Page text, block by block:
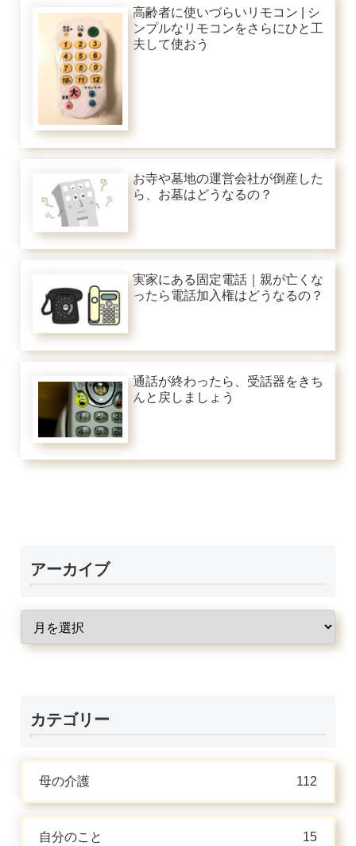
高齢者に使いづらいリモコン | シ
ンプルなリモコンをさらにひと工
夫して使おう
お寺や墓地の運営会社が倒産した
ら、お墓はどうなるの？
実家にある固定電話｜親が亡くな
ったら電話加入権はどうなるの？
通話が終わったら、受話器をきち
んと戻しましょう
アーカイブ
カテゴリー
母の介護 112
自分のこと 15